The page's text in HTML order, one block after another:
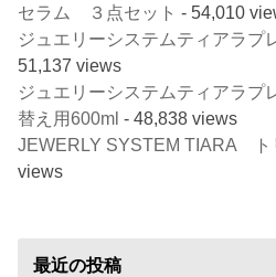
セラム ３点セット - 54,010
ジュエリーシステムティアラプ
51,137 views
ジュエリーシステムティアラプ
替え用600ml - 48,838 views
JEWERLY SYSTEM TIARA ト
views
最近の投稿